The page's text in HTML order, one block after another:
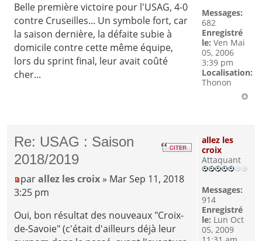
Belle première victoire pour l'USAG, 4-0
contre Cruseilles... Un symbole fort, car
la saison dernière, la défaite subie à
domicile contre cette même équipe,
lors du sprint final, leur avait coûté
cher...
Messages:
682
Enregistré
le: Ven Mai
05, 2006
3:39 pm
Localisation:
Thonon
Re: USAG : Saison
2018/2019
parallez les croix » Mar Sep 11, 2018
3:25 pm
Oui, bon résultat des nouveaux "Croix-
de-Savoie" (c'était d'ailleurs déjà leur
allez les
croix
Attaquant
Messages:
914
Enregistré
le: Lun Oct
05, 2009